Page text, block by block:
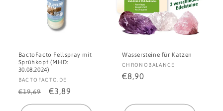
BactoFacto Fellspray mit
Sprühkopf (MHD:
30.08.2024)
Anbieter:
BACTOFACTO.DE
Normaler
Preis
€19,69 Verkaufspreis
€3,89
Wassersteine für Katzen
Anbieter:
CHRONOBALANCE
Normaler
€8,90